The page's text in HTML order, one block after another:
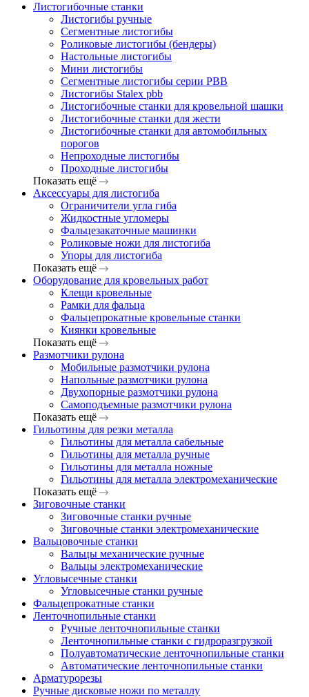
Листогибочные станки
Листогибы ручные
Сегментные листогибы
Роликовые листогибы (бендеры)
Настольные листогибы
Мини листогибы
Сегментные листогибы серии PBB
Листогибы Stalex pbb
Листогибочные станки для кровельной шашки
Листогибочные станки для жести
Листогибочные станки для автомобильных
порогов
Непроходные листогибы
Проходные листогибы
Показать ещё
Аксессуары для листогиба
Ограничители угла гиба
Жидкостные угломеры
Фальцезакаточные машинки
Роликовые ножи для листогиба
Упоры для листогиба
Показать ещё
Оборудование для кровельных работ
Клещи кровельные
Рамки для фальца
Фальцепрокатные кровельные станки
Киянки кровельные
Показать ещё
Размотчики рулона
Мобильные размотчики рулона
Напольные размотчики рулона
Двухопорные размотчики рулона
Самоподъемные размотчики рулона
Показать ещё
Гильотины для резки металла
Гильотины для металла сабельные
Гильотины для металла ручные
Гильотины для металла ножные
Гильотины для металла электромеханические
Показать ещё
Зиговочные станки
Зиговочные станки ручные
Зиговочные станки электромеханические
Вальцовочные станки
Вальцы механические ручные
Вальцы электромеханические
Угловысечные станки
Угловысечные станки ручные
Фальцепрокатные станки
Ленточнопильные станки
Ручные ленточнопильные станки
Ленточнопильные станки с гидроразгрузкой
Полуавтоматические ленточнопильные станки
Автоматические ленточнопильные станки
Арматурорезы
Ручные дисковые ножи по металлу